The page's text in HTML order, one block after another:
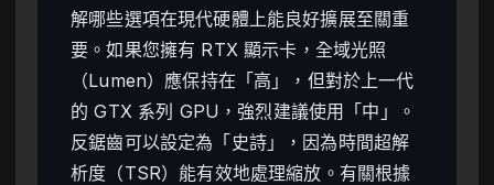
解哪些選項在現代硬體上能良好擴展至關重
要。如果您擁有 RTX 顯示卡，全域光照
（Lumen）應保持在「高」，但對於上一代
的 GTX 系列 GPU，強烈建議使用「中」。
反鋸齒可以設定為「史詩」，因為時間超解
析度（TSR）能有效地處理縮放。有關根據